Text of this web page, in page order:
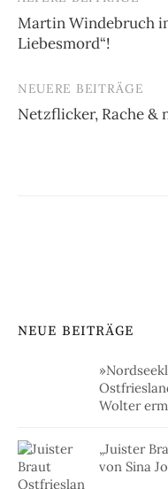
Martin Windebruch
Liebesmord“!
NEUERE BEITRÄGE
Netzflicker, Rache &
NEUE BEITRÄGE
Wolter
„Juister
von Sina